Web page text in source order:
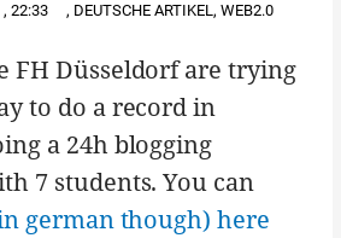
, 22:33 , DEUTSCHE ARTIKEL, WEB2.0
FH Düsseldorf are trying
to do a record in
a 24h blogging
7 students. You can
german though) here